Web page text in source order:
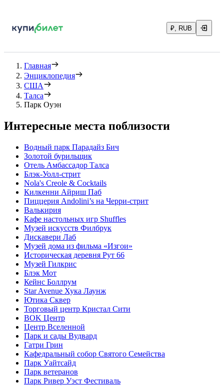
₽, RUB
Главная
Энциклопедия
США
Талса
Парк Оуэн
Интересные места поблизости
Водный парк Парадайз Бич
Золотой бурильщик
Отель Амбассадор Талса
Блэк-Уолл-стрит
Nola's Creole & Cocktails
Килкенни Айриш Паб
Пиццерия Andolini’s на Черри-стрит
Валькирия
Кафе настольных игр Shuffles
Музей искусств Филбрук
Дискавери Лаб
Музей дома из фильма «Изгои»
Историческая деревня Рут 66
Музей Гилкрис
Блэк Мот
Кейнс Боллрум
Star Avenue Хука Лаунж
Ютика Сквер
Торговый центр Кристал Сити
BOK Центр
Центр Вселенной
Парк и сады Вудвард
Гатри Грин
Кафедральный собор Святого Семейства
Парк Уайтсайд
Парк ветеранов
Парк Ривер Уэст Фестиваль